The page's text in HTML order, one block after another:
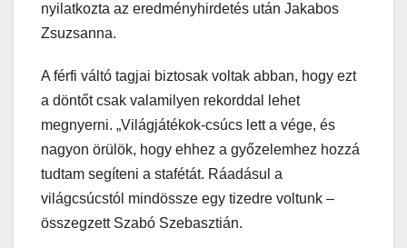
nyilatkozta az eredményhirdetés után Jakabos
Zsuzsanna.
A férfi váltó tagjai biztosak voltak abban, hogy ezt
a döntőt csak valamilyen rekorddal lehet
megnyerni. „Világjátékok-csúcs lett a vége, és
nagyon örülök, hogy ehhez a győzelemhez hozzá
tudtam segíteni a stafétát. Ráadásul a
világcsúcstól mindössze egy tizedre voltunk –
összegzett Szabó Szebasztián.